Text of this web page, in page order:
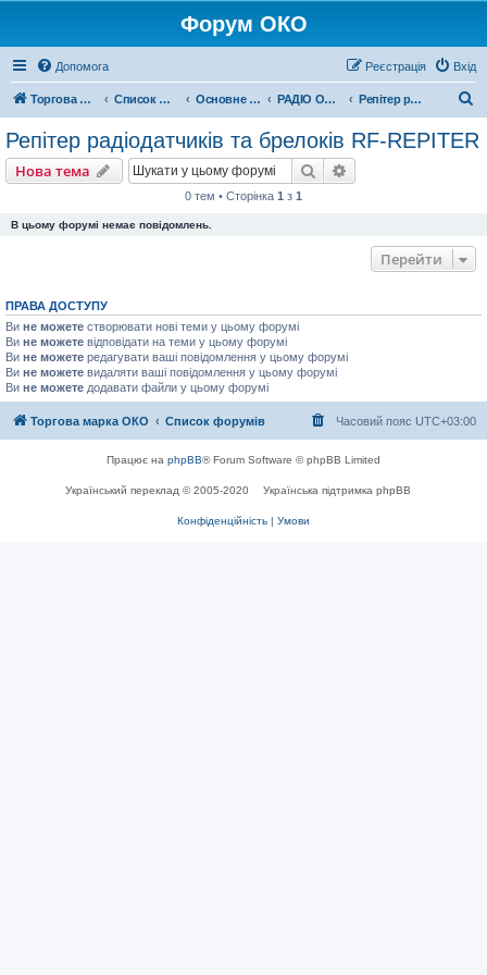
Форум ОКО
Допомога Вхід
Реєстрація
Торгова марка ОКО Список форумів Основне обладнання РАДІО ОБЛАДНАННЯ Репітер радіодатчиків та брелоків RF-REPITER
ш
Репітер радіодатчиків та брелоків RF-REPITER
Нова тема Пошук
0 тем • Сторінка 1 з 1
В цьому форумі немає повідомлень.
Перейти
ПРАВА ДОСТУПУ
Ви не можете створювати нові теми у цьому форумі
Ви не можете відповідати на теми у цьому форумі
Ви не можете редагувати ваші повідомлення у цьому форумі
Ви не можете видаляти ваші повідомлення у цьому форумі
Ви не можете додавати файли у цьому форумі
Торгова марка ОКО Список форумів Часовий пояс UTC+03:00
Працює на phpBB® Forum Software © phpBB Limited
Український переклад © 2005-2020 Українська підтримка phpBB
Конфіденційність | Умови